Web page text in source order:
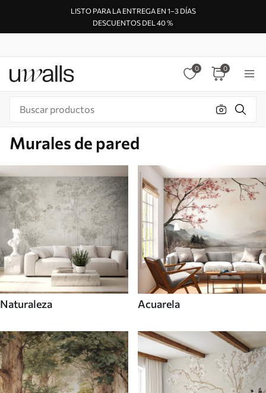
LISTO PARA LA ENTREGA EN 1–3 DÍAS
DESCUENTOS DEL 40 %
0 0
Murales de pared
Naturaleza Acuarela